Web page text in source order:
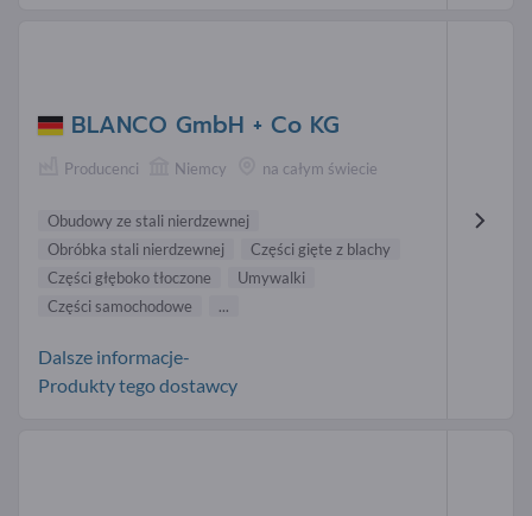
BLANCO GmbH + Co KG
Producenci Niemcy na całym świecie
Obudowy ze stali nierdzewnej
Obróbka stali nierdzewnej
Części gięte z blachy
Części głęboko tłoczone
Umywalki
Części samochodowe
...
Dalsze informacje-
Produkty tego dostawcy